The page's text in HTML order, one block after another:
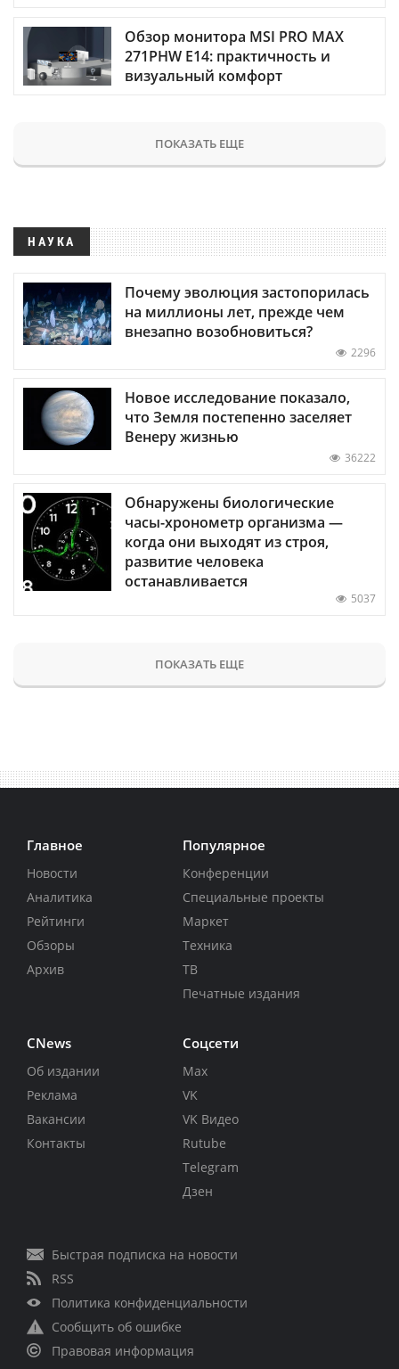
Обзор монитора MSI PRO MAX
271PHW E14: практичность и
визуальный комфорт
ПОКАЗАТЬ ЕЩЕ
НАУКА
Почему эволюция застопорилась
на миллионы лет, прежде чем
внезапно возобновиться?
2296
Новое исследование показало,
что Земля постепенно заселяет
Венеру жизнью
36222
Обнаружены биологические
часы-хронометр организма —
когда они выходят из строя,
развитие человека
останавливается
5037
ПОКАЗАТЬ ЕЩЕ
Главное
Новости
Аналитика
Рейтинги
Обзоры
Архив
Популярное
Конференции
Специальные проекты
Маркет
Техника
ТВ
Печатные издания
CNews
Об издании
Реклама
Вакансии
Контакты
Соцсети
Max
VK
VK Видео
Rutube
Telegram
Дзен
Быстрая подписка на новости
RSS
Политика конфиденциальности
Сообщить об ошибке
Правовая информация